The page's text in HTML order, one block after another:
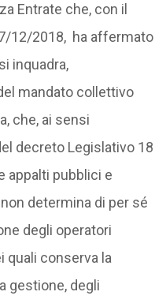
Entrate che, con il
12/2018, ha affermato
inquadra,
mandato collettivo
che, ai sensi
decreto Legislativo 18
appalti pubblici e
determina di per sé
degli operatori
quali conserva la
gestione, degli